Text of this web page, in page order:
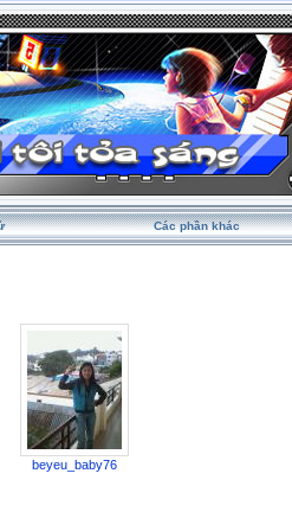
Các phần khác
beyeu_baby76